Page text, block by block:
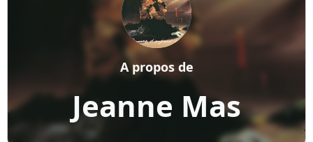
Jeanne Mas
A propos de